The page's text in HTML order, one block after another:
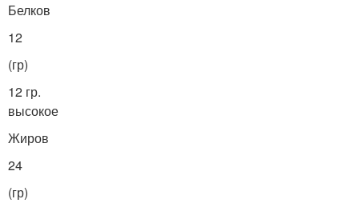
Белков
12
(гр)
12 гр.
высокое
Жиров
24
(гр)